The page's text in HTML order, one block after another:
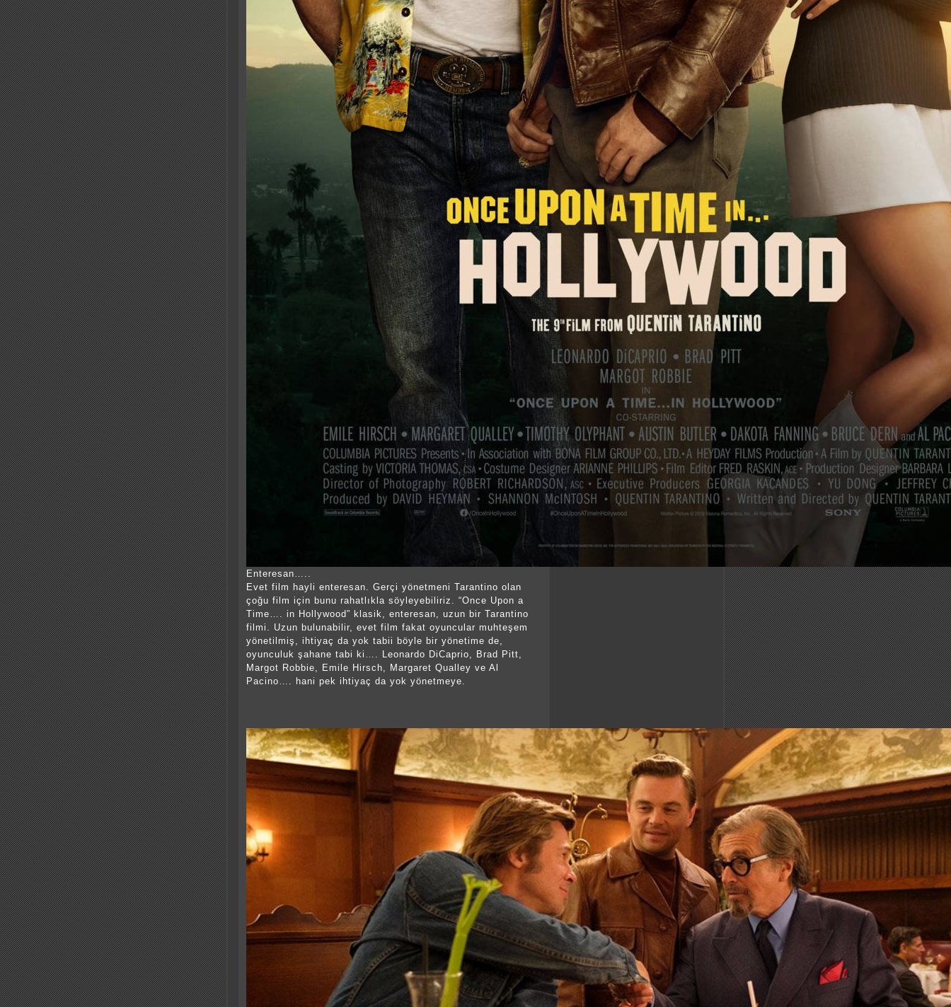
Enteresan…..
Evet film hayli enteresan. Gerçi yönetmeni Tarantino olan
çoğu film için bunu rahatlıkla söyleyebiliriz. “Once Upon a
Time…. in Hollywood” klasik, enteresan, uzun bir Tarantino
filmi. Uzun bulunabilir, evet film fakat oyuncular muhteşem
yönetilmiş, ihtiyaç da yok tabii böyle bir yönetime de,
oyunculuk şahane tabi ki…. Leonardo DiCaprio, Brad Pitt,
Margot Robbie, Emile Hirsch, Margaret Qualley ve Al
Pacino…. hani pek ihtiyaç da yok yönetmeye.